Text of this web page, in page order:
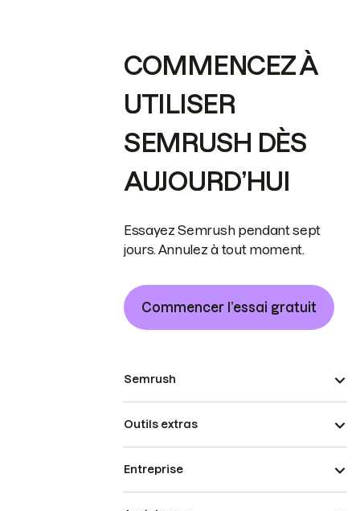
COMMENCEZ À
UTILISER
SEMRUSH DÈS
AUJOURD’HUI
Essayez Semrush pendant sept
jours. Annulez à tout moment.
Commencer l’essai gratuit
Semrush
Outils extras
Entreprise